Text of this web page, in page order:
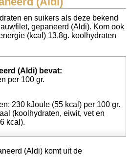
en suikers als deze bekend
gepaneerd (Aldi). Kom ook
(kcal) 13,8g. koolhydraten
(Aldi) bevat:
per 100 gr.
230 kJoule (55 kcal) per 100 gr.
(koolhydraten, eiwit, vet en
kcal).
(Aldi) komt uit de